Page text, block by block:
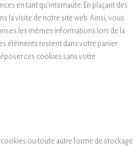
en tant qu’internaute. En plaçant des
la visite de notre site web. Ainsi, vous
les mêmes informations lors de la
éléments restent dans votre panier
ces cookies sans votre
ou toute autre forme de stockage